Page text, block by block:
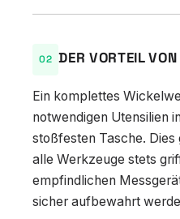
DER VORTEIL
Ein komplettes
notwendigen Utensilien
stoßfesten Tasche.
alle Werkzeuge stets
empfindlichen
sicher aufbewahrt